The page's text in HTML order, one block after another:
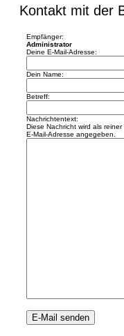
Kontakt mit der
Empfänger:
Administrator
Deine E-Mail-Adresse:
Dein Name:
Betreff:
Nachrichtentext:
Diese Nachricht wird als
E-Mail-Adresse angegeben.